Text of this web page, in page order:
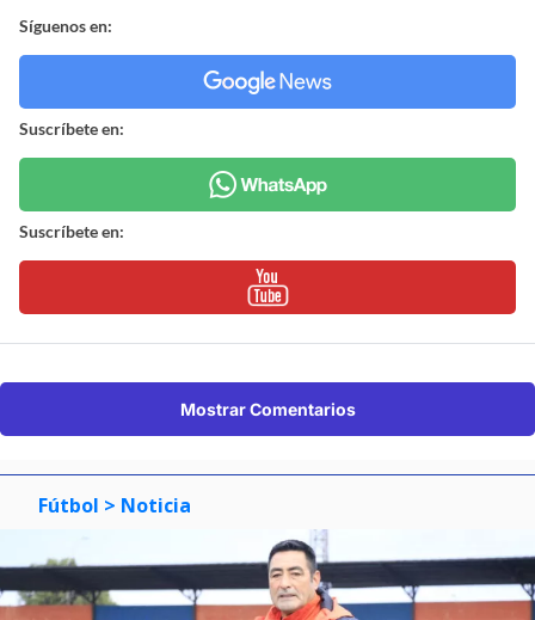
Síguenos en:
Suscríbete en:
Suscríbete en:
Mostrar Comentarios
Fútbol > Noticia